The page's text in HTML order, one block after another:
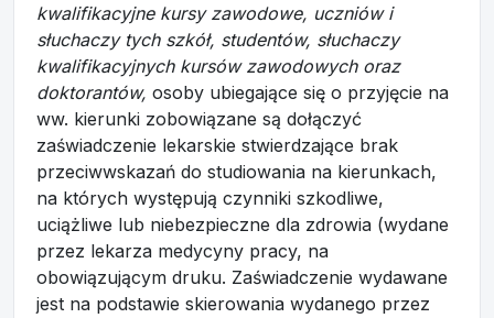
kwalifikacyjne kursy zawodowe, uczniów i
słuchaczy tych szkół, studentów, słuchaczy
kwalifikacyjnych kursów zawodowych oraz
doktorantów, osoby ubiegające się o przyjęcie na
ww. kierunki zobowiązane są dołączyć
zaświadczenie lekarskie stwierdzające brak
przeciwwskazań do studiowania na kierunkach,
na których występują czynniki szkodliwe,
uciążliwe lub niebezpieczne dla zdrowia (wydane
przez lekarza medycyny pracy, na
obowiązującym druku. Zaświadczenie wydawane
jest na podstawie skierowania wydanego przez